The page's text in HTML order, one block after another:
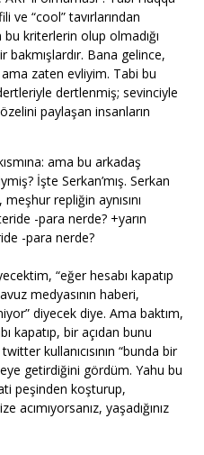
ve “cool” tavırlarından
kriterlerin olup olmadığı
Bana gelince,
zaten evliyim. Tabi bu
dertlenmiş; sevinciyle
paylaşan insanların
ama bu arkadaş
İşte Serkan’mış. Serkan
repliğin aynısını
-para nerde? +yarın
-para nerde?
“eğer hesabı kapatıp
medyasının haberi,
diyecek diye. Ama baktım,
kapatıp, bir açıdan bunu
kullanıcısının “bunda bir
getirdiğini gördüm. Yahu bu
peşinden koşturup,
acımıyorsanız, yaşadığınız